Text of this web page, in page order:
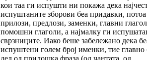
кои таа ги испушти ни покажа дека
ис­пу­штаните зборови беа придавки, потоа
прилози, пред­ло­зи, заменки, главни
помошни глаголи, а најмалку ги
сврзниците. Иако бе­ше забележано дека
испуштени го­лем број именки, тие главно